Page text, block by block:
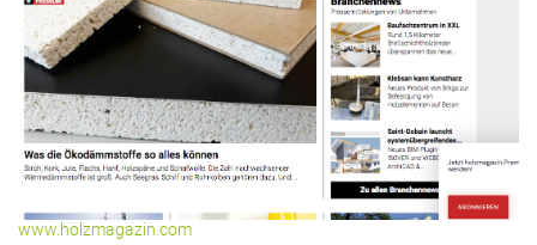
www.holzmagazin.com